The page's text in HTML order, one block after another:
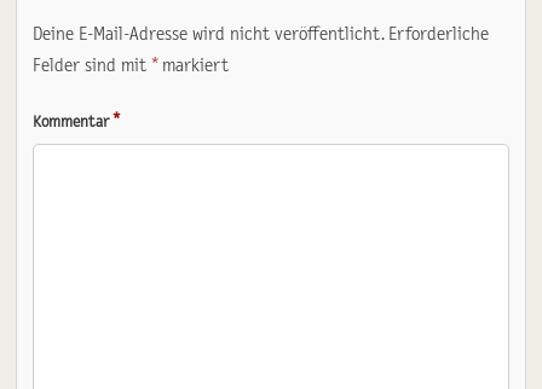
Deine E-Mail-Adresse wird nicht veröffentlicht. Erforderliche
Felder sind mit*markiert
Kommentar*